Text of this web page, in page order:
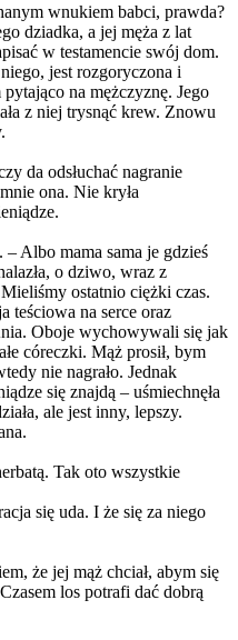
wnukiem babci, prawda?
dziadka, a jej męża z lat
w testamencie swój dom.
jest rozgoryczona i
na mężczyznę. Jego
z niej trysnąć krew. Znowu
da odsłuchać nagranie
ona. Nie kryła
Albo mama sama je gdzieś
o dziwo, wraz z
ostatnio ciężki czas.
teściowa na serce oraz
Oboje wychowywali się jak
córeczki. Mąż prosił, bym
nie nagrało. Jednak
się znajdą – uśmiechnęła
ale jest inny, lepszy.
Tak oto wszystkie
się uda. I że się za niego
że jej mąż chciał, abym się
los potrafi dać dobrą